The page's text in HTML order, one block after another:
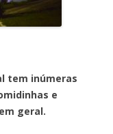
tem inúmeras
e
geral.